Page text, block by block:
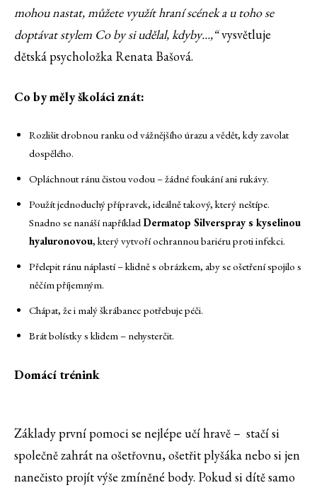
mohou nastat, můžete využít hraní scének a u toho se
doptávat stylem Co by si udělal, kdyby…,“vysvětluje
dětská psycholožka Renata Bašová.
Co by měly školáci znát:
Rozlišit drobnou ranku od vážnějšího úrazu a vědět, kdy zavolat
dospělého.
Opláchnout ránu čistou vodou – žádné foukání ani rukávy.
Použít jednoduchý přípravek, ideálně takový, který neštípe.
Snadno se nanáší napříkladDermatop Silverspray s kyselinou
hyaluronovou, který vytvoří ochrannou bariéru proti infekci.
Přelepit ránu náplastí – klidně s obrázkem, aby se ošetření spojilo s
něčím příjemným.
Chápat, že i malý škrábanec potřebuje péči.
Brát bolístky s klidem – nehysterčit.
Domácí trénink
Základy první pomoci se nejlépe učí hravě – stačí si
společně zahrát na ošetřovnu, ošetřit plyšáka nebo si jen
nanečisto projít výše zmíněné body. Pokud si dítě samo